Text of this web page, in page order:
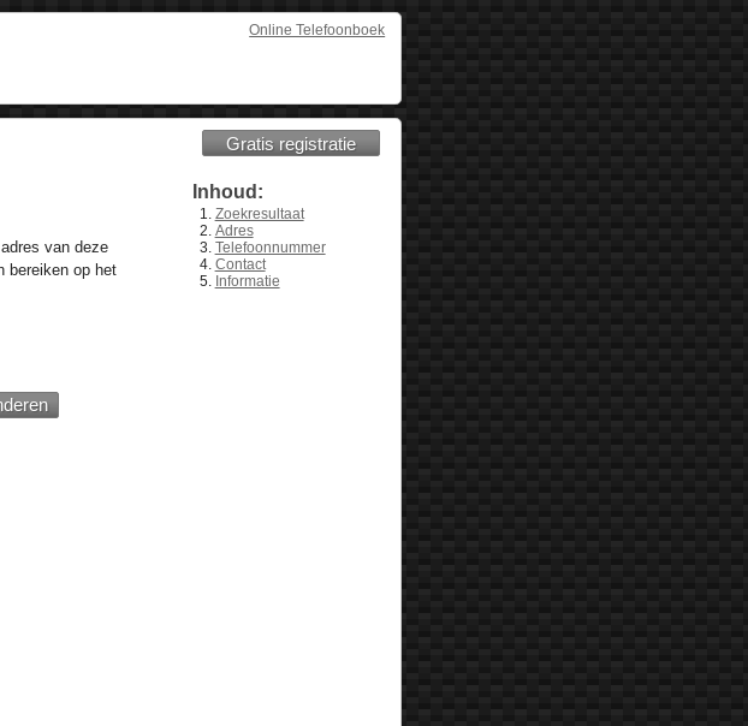
Online Telefoonboek
van deze
bereiken op het
Gratis registratie
Inhoud:
Zoekresultaat
Adres
Telefoonnummer
Contact
Informatie